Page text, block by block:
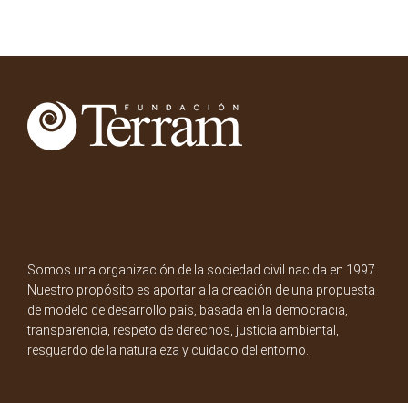
Somos una organización de la sociedad civil nacida en 1997.
Nuestro propósito es aportar a la creación de una propuesta
de modelo de desarrollo país, basada en la democracia,
transparencia, respeto de derechos, justicia ambiental,
resguardo de la naturaleza y cuidado del entorno.